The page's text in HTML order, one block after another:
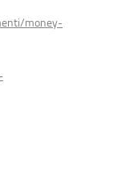
money-